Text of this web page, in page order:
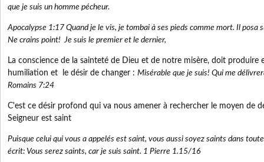
que je suis un homme pécheur.
Apocalypse 1:17 Quand je le vis, je tombai à ses pieds comme mort. Il posa
Ne crains point! Je suis le premier et le dernier,
La conscience de la sainteté de Dieu et de notre misère, doit produire
humiliation et le désir de changer : Misérable que je suis! Qui me
Romains 7:24
C'est ce désir profond qui va nous amener à rechercher le moyen de
Seigneur est saint
Puisque celui qui vous a appelés est saint, vous aussi soyez saints dans
écrit: Vous serez saints, car je suis saint. 1 Pierre 1.15/16